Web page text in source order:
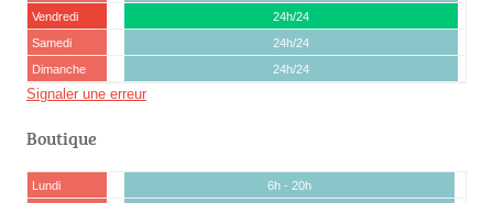
Vendredi
24h/24
Samedi
24h/24
Dimanche
24h/24
Signaler une erreur
Boutique
Lundi 6h - 20h